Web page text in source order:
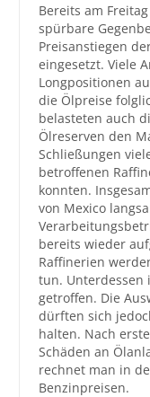
Produkte
Service
Händler
Hilfe und Kontakt
Shop
Bereits am
spürbare
Preisanstiegen
eingesetzt. Viele
Longpositionen
die Ölpreise
belasteten auch
Ölreserven den
Schließungen
betroffenen
konnten.
von Mexico
bereits wieder
Raffinerien
tun. Unterdessen
getroffen. Die
dürften sich
halten. Nach
Schäden an
rechnet man in
Benzinpreisen.